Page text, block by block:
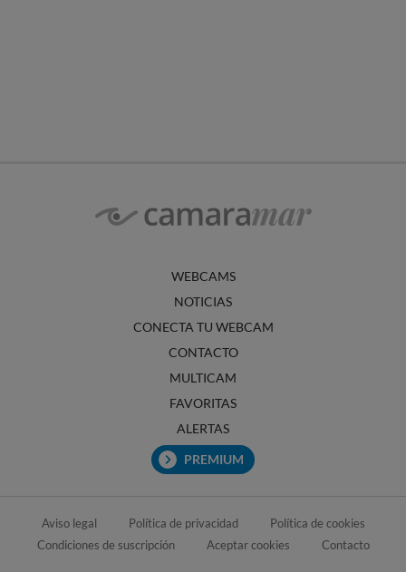
WEBCAMS
NOTICIAS
CONECTA TU WEBCAM
CONTACTO
MULTICAM
FAVORITAS
ALERTAS
PREMIUM
Aviso legal Política de privacidad
Política de cookies
Condiciones de suscripción
Aceptar cookies Contacto